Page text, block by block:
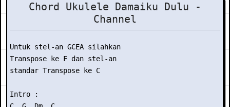
Chord Ukulele Damaiku Dulu -
Channel
Untuk stel-an GCEA silahkan
Transpose ke F dan stel-an
standar Transpose ke C
Intro :